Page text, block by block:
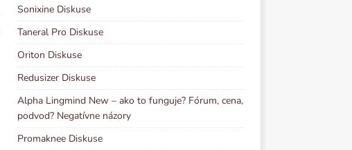
Sonixine Diskuse
Taneral Pro Diskuse
Oriton Diskuse
Redusizer Diskuse
Alpha Lingmind New – ako to funguje? Fórum, cena,
podvod? Negatívne názory
Promaknee Diskuse